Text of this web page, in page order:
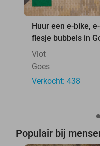
Huur een e-bike,
flesje bubbels in
Vlot
Goes
Verkocht: 438
Populair bij